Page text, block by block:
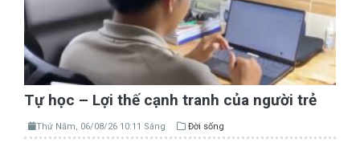
Tự học – Lợi thế cạnh tranh của người trẻ
Thứ Năm, 06/08/26 10:11 Sáng Đời sống